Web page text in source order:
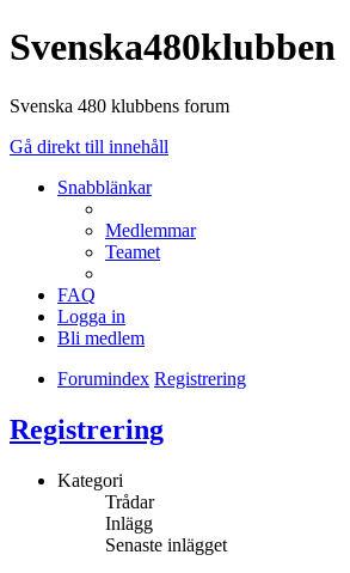
Svenska480klubben
Svenska 480 klubbens forum
Gå direkt till innehåll
Snabblänkar
Medlemmar
Teamet
FAQ
Logga in
Bli medlem
Forumindex Registrering
Registrering
Kategori
Trådar
Inlägg
Senaste inlägget